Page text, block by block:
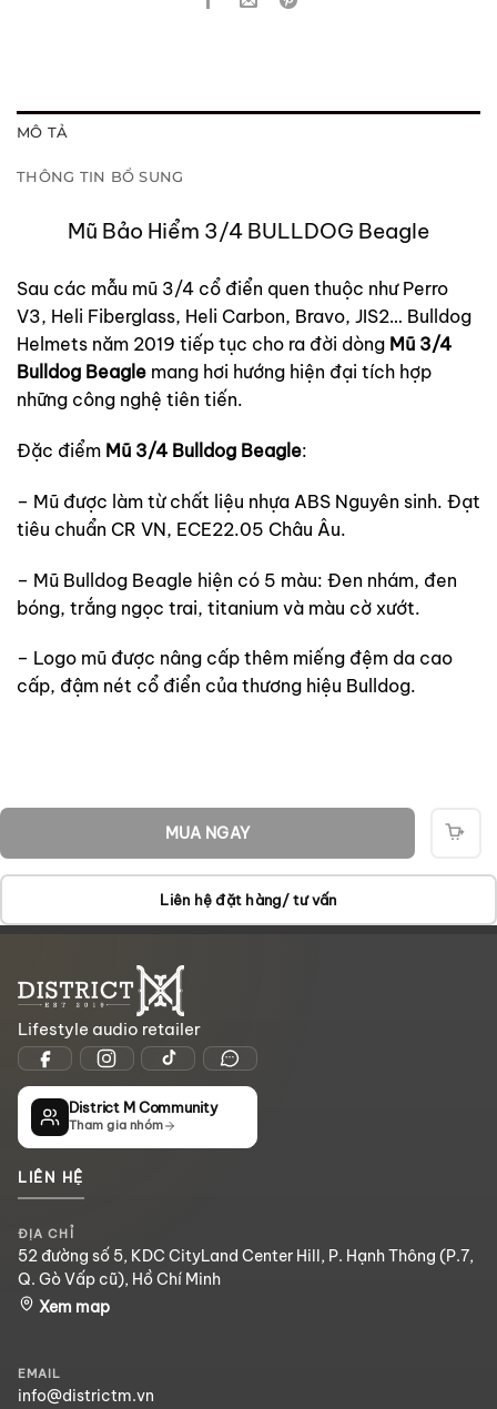
MÔ TẢ
THÔNG TIN BỔ SUNG
Mũ Bảo Hiểm 3/4 BULLDOG Beagle
Sau các mẫu mũ 3/4 cổ điển quen thuộc như Perro
V3, Heli Fiberglass, Heli Carbon, Bravo, JIS2… Bulldog
Helmets năm 2019 tiếp tục cho ra đời dòng Mũ 3/4
Bulldog Beagle mang hơi hướng hiện đại tích hợp
những công nghệ tiên tiến.
Đặc điểm Mũ 3/4 Bulldog Beagle:
– Mũ được làm từ chất liệu nhựa ABS Nguyên sinh. Đạt
tiêu chuẩn CR VN, ECE22.05 Châu Âu.
– Mũ Bulldog Beagle hiện có 5 màu: Đen nhám, đen
bóng, trắng ngọc trai, titanium và màu cờ xướt.
– Logo mũ được nâng cấp thêm miếng đệm da cao
cấp, đậm nét cổ điển của thương hiệu Bulldog.
MUA NGAY
VÀO
Liên hệ đặt hàng/ tư vấn
Lifestyle audio retailer
District M Community
Tham gia nhóm
LIÊN HỆ
ĐỊA CHỈ
52 đường số 5, KDC CityLand Center Hill, P. Hạnh Thông (P.7,
Q. Gò Vấp cũ), Hồ Chí Minh
Xem map
EMAIL
info@districtm.vn